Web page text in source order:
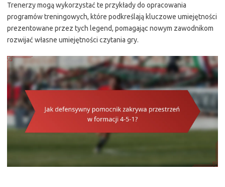
Trenerzy mogą wykorzystać te przykłady do opracowania
programów treningowych, które podkreślają kluczowe umiejętności
prezentowane przez tych legend, pomagając nowym zawodnikom
rozwijać własne umiejętności czytania gry.